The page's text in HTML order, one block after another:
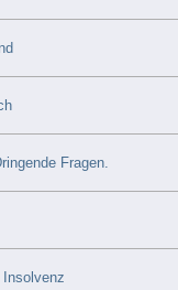
Fragen.
Insolvenz